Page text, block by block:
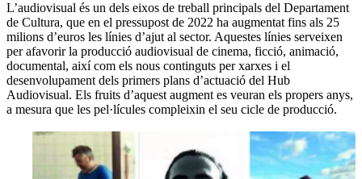
L’audiovisual és un dels eixos de treball principals del Departament
de Cultura, que en el pressupost de 2022 ha augmentat fins als 25
milions d’euros les línies d’ajut al sector. Aquestes línies serveixen
per afavorir la producció audiovisual de cinema, ficció, animació,
documental, així com els nous continguts per xarxes i el
desenvolupament dels primers plans d’actuació del Hub
Audiovisual. Els fruits d’aquest augment es veuran els propers anys,
a mesura que les pel·lícules compleixin el seu cicle de producció.